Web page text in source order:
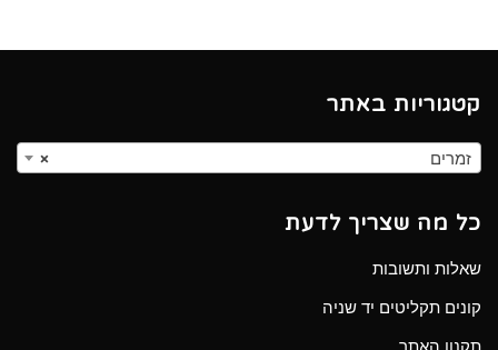
קטגוריות באתר
× זמרים
כל מה שצריך לדעת
שאלות ותשובות
קונים תקליטים יד שניה